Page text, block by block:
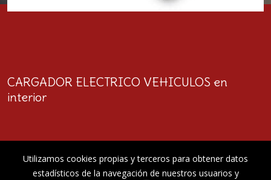
CARGADOR ELECTRICO VEHICULOS en
interior
Utilizamos cookies propias y terceros para obtener datos
estadísticos de la navegación de nuestros usuarios y